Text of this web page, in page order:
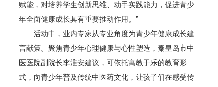
赋能，对培养学生创新思维、动手实践能力，促进青少
年全面健康成长具有重要推动作用。”
活动中，业内专家从专业角度为青少年健康成长建
言献策。聚焦青少年心理健康与心性塑造，秦皇岛市中
医医院副院长李淮安建议，可依托寓教于乐的教育形
式，向青少年普及传统中医药文化，让孩子们在感受传